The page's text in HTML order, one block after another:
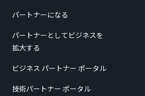
パートナーになる
パートナーとしてビジネスを
拡大する
ビジネス パートナー ポータル
技術パートナー ポータル